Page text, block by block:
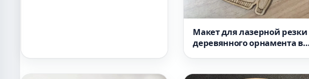
Макет для лазерной резки
деревянного орнамента в